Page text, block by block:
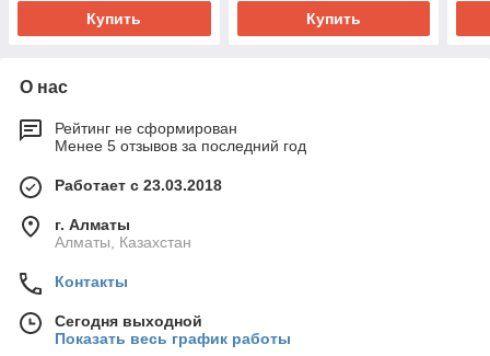
Купить Купить
О нас
Рейтинг не сформирован
Менее 5 отзывов за последний год
Работает с 23.03.2018
г. Алматы
Алматы, Казахстан
Контакты
Сегодня выходной
Показать весь график работы